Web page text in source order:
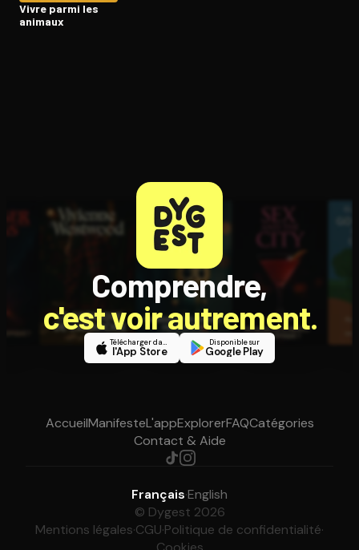
Vivre parmi les
animaux
Comprendre,
c'est voir autrement.
Télécharger dans
l'App Store
Disponible sur
Google Play
AccueilManifesteL'appExplorerFAQCatégories
Contact & Aide
Français·English
© Dygest 2026
Mentions légales·CGU·Politique de confidentialité·